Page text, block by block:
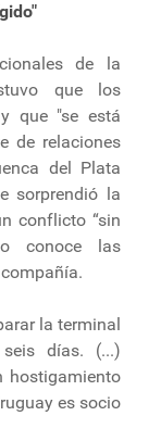
de la
que los
que "se está
de relaciones
del Plata
sorprendió la
conflicto “sin
conoce las
la terminal
días. (...)
hostigamiento
es socio